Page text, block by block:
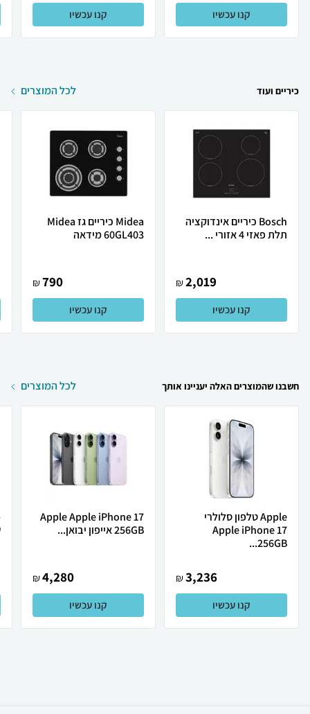
קנו עכשיו קנו עכשיו
כיריים ועוד לכל המוצרים
Bosch כיריים אינדוקציה
תלת פאזי 4 אזורי ...
2,019
₪
קנו עכשיו
Midea ‏כיריים גז Midea
60GL403 מידאה
790
₪
קנו עכשיו
חשבנו שהמוצרים האלה יעניינו אותך לכל המוצרים
Apple טלפון סלולרי
Apple iPhone 17
256GB...
3,236
₪
קנו עכשיו
Apple Apple iPhone 17
256GB אייפון יבואן...
4,280
₪
קנו עכשיו